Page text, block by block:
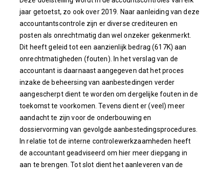
jaar getoetst, zo ook over 2019. Naar aanleiding van deze
accountantscontrole zijn er diverse crediteuren en
posten als onrechtmatig dan wel onzeker gekenmerkt.
Dit heeft geleid tot een aanzienlijk bedrag (617K) aan
onrechtmatigheden (fouten). In het verslag van de
accountant is daarnaast aangegeven dat het proces
inzake de beheersing van aanbestedingen verder
aangescherpt dient te worden om dergelijke fouten in de
toekomst te voorkomen. Tevens dient er (veel) meer
aandacht te zijn voor de onderbouwing en
dossiervorming van gevolgde aanbestedingsprocedures.
In relatie tot de interne controlewerkzaamheden heeft
de accountant geadviseerd om hier meer diepgang in
aan te brengen. Tot slot dient het aanleveren van de